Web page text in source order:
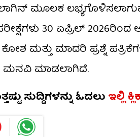
ಮೂಲಕ
30 ಏಪ್ರಿಲ್
ಕೋಶ ಮತ್ತು ಮಾದರಿ ಪ್ರಶ್ನೆ
ಮನವಿ ಮಾಡಲಾಗಿದೆ.
ಸುದ್ದಿಗಳನ್ನು ಓದಲು ಇಲ್ಲಿ